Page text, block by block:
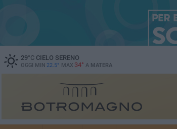
29°CCIELO SERENO
OGGI MIN 22.5° MAX 34° A MATERA